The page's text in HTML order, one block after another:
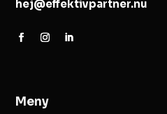
hej@effektivpartner.nu
Meny